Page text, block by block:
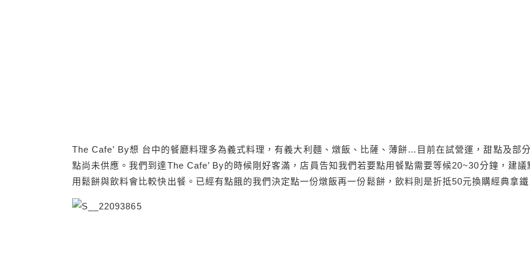
The Cafe’ By想 台中的餐廳料理多為義式料理，有義大利麵、燉飯、比薩、薄餅…目前在試營運，甜點及部
點尚未供應。我們到達The Cafe’ By的時候剛好客滿，店員告知我們若要點用餐點需要等候20~30分鐘，建議
用鬆餅與飲料會比較快出餐。已經有點餓的我們決定點一份燉飯再一份鬆餅，飲料則是折抵50元換購經典拿鐵